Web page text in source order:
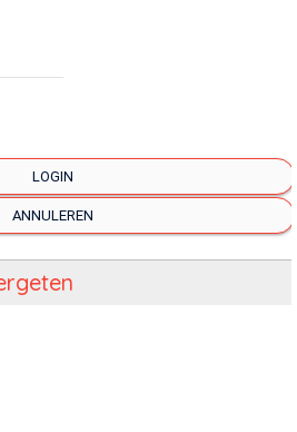
LOGIN
ANNULEREN